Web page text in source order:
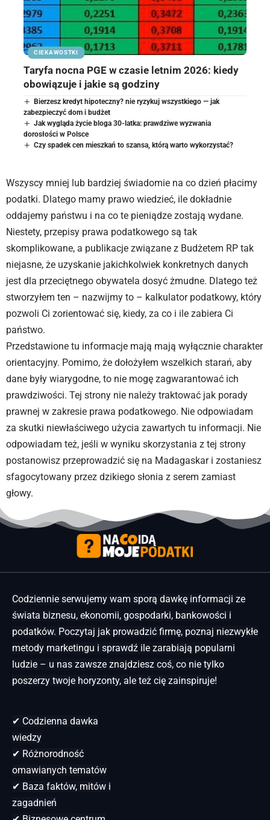
CIEKAWOSTKI
Taryfa nocna PGE w czasie letnim 2026: kiedy
obowiązuje i jakie są godziny
Bierzesz kredyt hipoteczny? nie ryzykuj wszystkiego — jak
zabezpieczyć dom i budżet
Jak wygląda życie bloga 30-latka: prawdziwe wyzwania
dorosłości w Polsce
Czy spadek cen mieszkań to szansa, którą warto wykorzystać?
Wszyscy mniej lub bardziej świadomie na co dzień płacimy
podatki. Dlatego mamy prawo wiedzieć, ile dokładnie
oddajemy państwu i na co te pieniądze zostają wydane.
Niestety, przepisy prawa podatkowego są tak
skomplikowane, a publikacje związane z Budżetem RP tak
niejasne, że uzyskanie jakichkolwiek konkretnych danych
jest dla przeciętnego obywatela dosyć żmudne. Dlatego też
stworzyłem ten – nazwijmy to – kalkulator podatkowy, który
pozwoli Ci zorientować się, kiedy, za co i ile zabiera Ci
państwo.
Przedstawione tu informacje mają mają wyłącznie charakter
orientacyjny. Pomimo, że dołożyłem wszelkich starań, aby
dane były wiarygodne, to nie mogę zagwarantować ich
prawdziwości. Tej strony nie należy traktować jak porady
prawnej w zakresie prawa podatkowego. Nie odpowiadam
za skutki niewłaściwego użycia zawartych tu informacji. Nie
odpowiadam też, jeśli w wyniku skorzystania z tej strony
postanowisz przeprowadzić się na Madagaskar i zostaniesz
sfagocytowany przez dzikiego słonia z serem zamiast
głowy.
Codziennie serwujemy wam sporą dawkę informacji ze
świata biznesu, ekonomii, gospodarki, bankowości i
podatków. Poczytaj jak prowadzić firmę, poznaj niezwykłe
metody marketingu i sprawdź ile zarabiają popularni
ludzie – u nas zawsze znajdziesz coś, co nie tylko
poszerzy twoje horyzonty, ale też cię zainspiruje!
✔ Codzienna dawka
wiedzy
✔ Różnorodność
omawianych tematów
✔ Baza faktów, mitów i
zagadnień